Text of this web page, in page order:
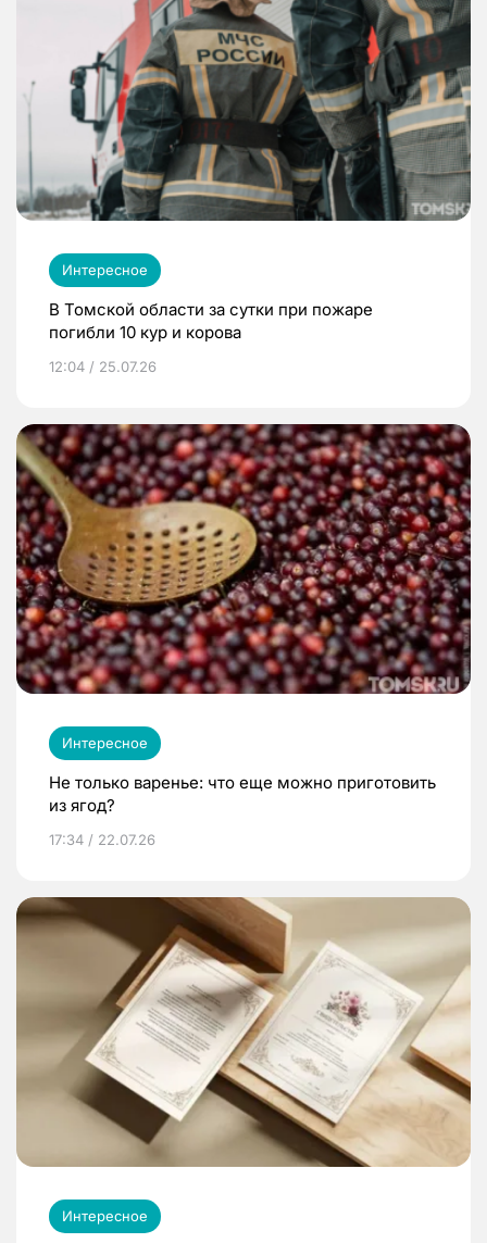
Интересное
В Томской области за сутки при пожаре
погибли 10 кур и корова
12:04 / 25.07.26
Интересное
Не только варенье: что еще можно приготовить
из ягод?
17:34 / 22.07.26
Интересное